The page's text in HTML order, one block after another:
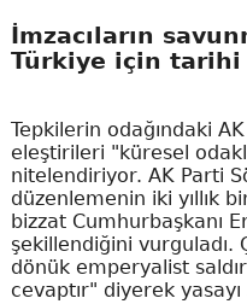
İmzacıların
Türkiye için tarihi
Tepkilerin odağındaki
eleştirileri "küresel
nitelendiriyor. AK Parti
düzenlemenin iki yıllık
bizzat Cumhurbaşkanı
şekillendiğini vurguladı.
dönük emperyalist
cevaptır" diyerek